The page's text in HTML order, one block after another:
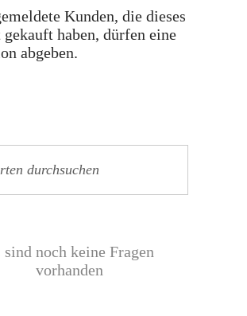
Kunden, die dieses
haben, dürfen eine
abgeben.
sind noch keine Fragen
vorhanden